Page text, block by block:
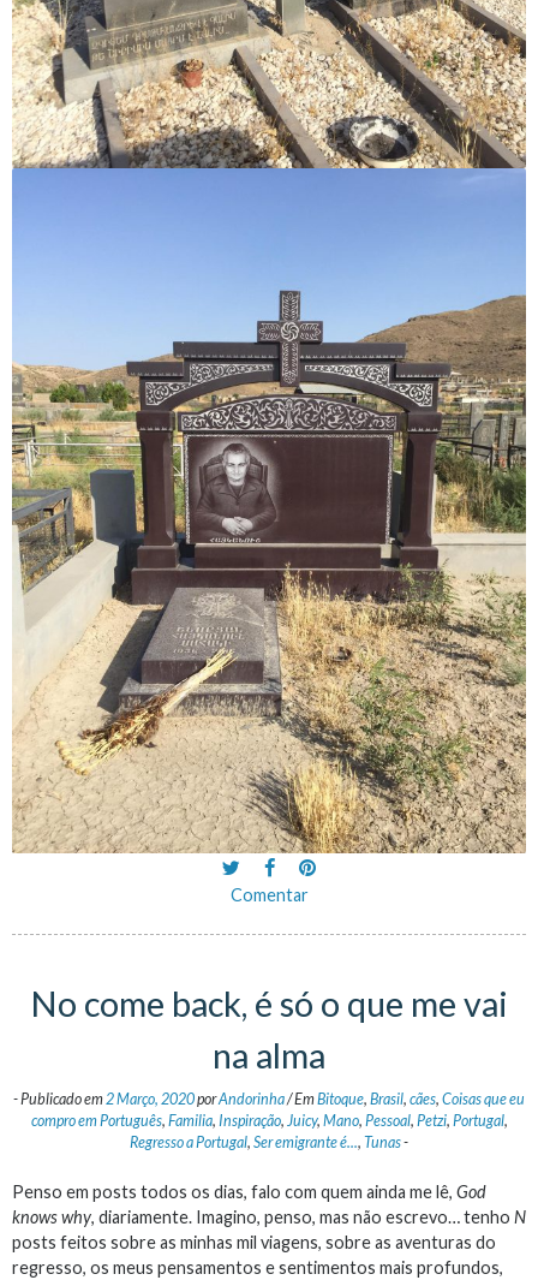
Comentar
No come back, é só o que me vai
na alma
-Publicado em 2 Março, 2020porAndorinha/EmBitoque, Brasil, cães, Coisas que eu
compro em Português, Familia, Inspiração, Juicy, Mano, Pessoal, Petzi, Portugal,
Regresso a Portugal, Ser emigrante é..., Tunas-
Penso em posts todos os dias, falo com quem ainda me lê, God
knows why, diariamente. Imagino, penso, mas não escrevo… tenho N
posts feitos sobre as minhas mil viagens, sobre as aventuras do
regresso, os meus pensamentos e sentimentos mais profundos,